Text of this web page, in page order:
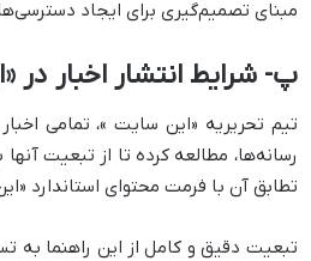
مبنای تصمیم‌گیری برای ایجاد
پ- شرایط انتشار اخبار در
تیم تحریریه «این سایت »، تمامی
رسانه‌ها، مطالعه کرده تا از تبعیت
تطابق آن با فرمت محتوای استاندارد
تبعیت دقیق و کامل از این راهنما به